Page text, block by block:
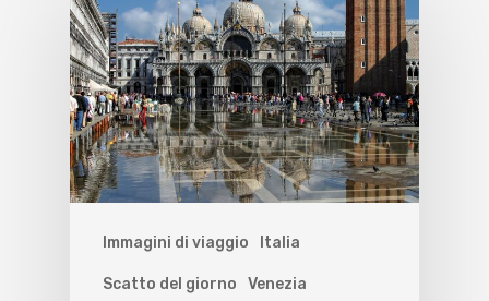
Immagini di viaggio Italia
Scatto del giorno Venezia